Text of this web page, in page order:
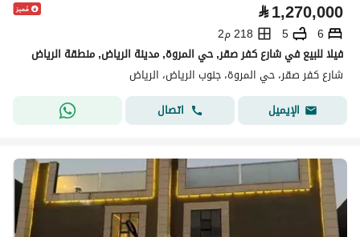
⃁1,270,000
6
5
218 م2
فيلا للبيع في شارع كفر صقر, حي المروة, مدينة الرياض, منطقة الرياض
شارع كفر صقر، حي المروة، جنوب الرياض، الرياض
الإيميل
اتصال